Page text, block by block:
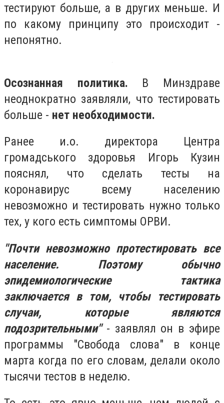
тестируют больше, а в других меньше. И
по какому принципу это происходит -
непонятно.
Осознанная политика. В Минздраве
неоднократно заявляли, что тестировать
больше - нет необходимости.
Ранее и.о. директора Центра
громадського здоровья Игорь Кузин
пояснял, что сделать тесты на
коронавирус всему населению
невозможно и тестировать нужно только
тех, у кого есть симптомы ОРВИ.
"Почти невозможно протестировать все
население. Поэтому обычно
эпидемиологические тактика
заключается в том, чтобы тестировать
случаи, которые являются
подозрительными"- заявлял он в эфире
программы "Свобода слова" в конце
марта когда по его словам, делали около
тысячи тестов в неделю.